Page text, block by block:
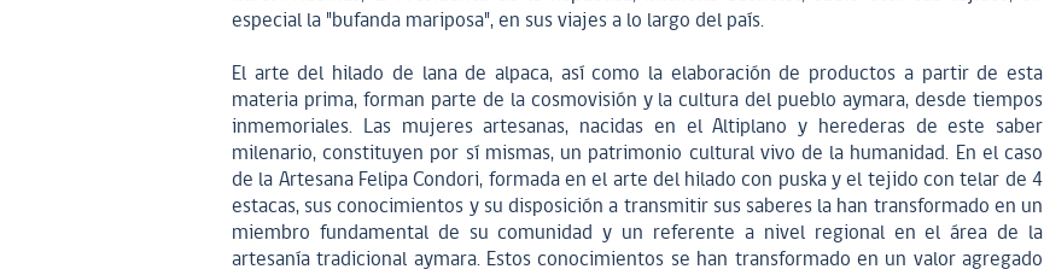
especial la "bufanda mariposa", en sus viajes a lo largo del país.
El arte del hilado de lana de alpaca, así como la elaboración de productos a partir de esta
materia prima, forman parte de la cosmovisión y la cultura del pueblo aymara, desde tiempos
inmemoriales. Las mujeres artesanas, nacidas en el Altiplano y herederas de este saber
milenario, constituyen por sí mismas, un patrimonio cultural vivo de la humanidad. En el caso
de la Artesana Felipa Condori, formada en el arte del hilado con puska y el tejido con telar de 4
estacas, sus conocimientos y su disposición a transmitir sus saberes la han transformado en un
miembro fundamental de su comunidad y un referente a nivel regional en el área de la
artesanía tradicional aymara. Estos conocimientos se han transformado en un valor agregado